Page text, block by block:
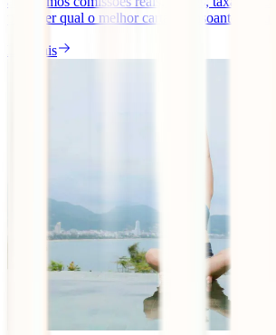
perceber qual o melhor cartão consoante o
Ler mais